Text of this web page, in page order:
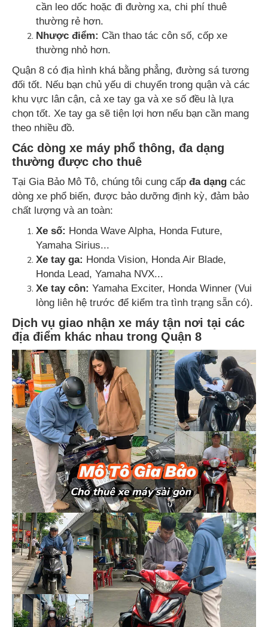
cần leo dốc hoặc đi đường xa, chi phí thuê
thường rẻ hơn.
Nhược điểm: Cần thao tác côn số, cốp xe
thường nhỏ hơn.
Quận 8 có địa hình khá bằng phẳng, đường sá tương
đối tốt. Nếu bạn chủ yếu di chuyển trong quận và các
khu vực lân cận, cả xe tay ga và xe số đều là lựa
chọn tốt. Xe tay ga sẽ tiện lợi hơn nếu bạn cần mang
theo nhiều đồ.
Các dòng xe máy phổ thông, đa dạng
thường được cho thuê
Tại Gia Bảo Mô Tô, chúng tôi cung cấp đa dạng các
dòng xe phổ biến, được bảo dưỡng định kỳ, đảm bảo
chất lượng và an toàn:
Xe số: Honda Wave Alpha, Honda Future,
Yamaha Sirius...
Xe tay ga: Honda Vision, Honda Air Blade,
Honda Lead, Yamaha NVX...
Xe tay côn: Yamaha Exciter, Honda Winner (Vui
lòng liên hệ trước để kiểm tra tình trạng sẵn có).
Dịch vụ giao nhận xe máy tận nơi tại các
địa điểm khác nhau trong Quận 8